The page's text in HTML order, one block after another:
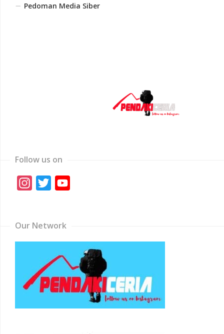
Pedoman Media Siber
Follow us on
Instagram
Twitter
Our Network